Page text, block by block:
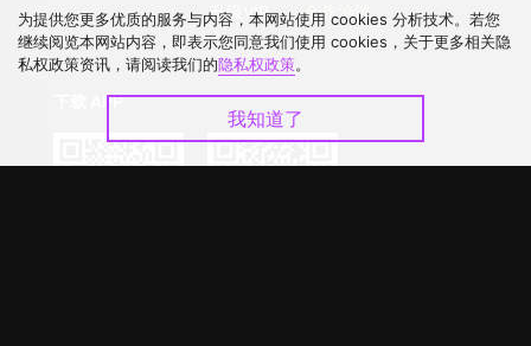
升级VIP
合作洽談
下载 APP
为提供您更多优质的服务与内容，本网站使用 cookies 分析技术。若您
继续阅览本网站内容，即表示您同意我们使用 cookies，关于更多相关隐
私权政策资讯，请阅读我们的隐私权政策。
我知道了